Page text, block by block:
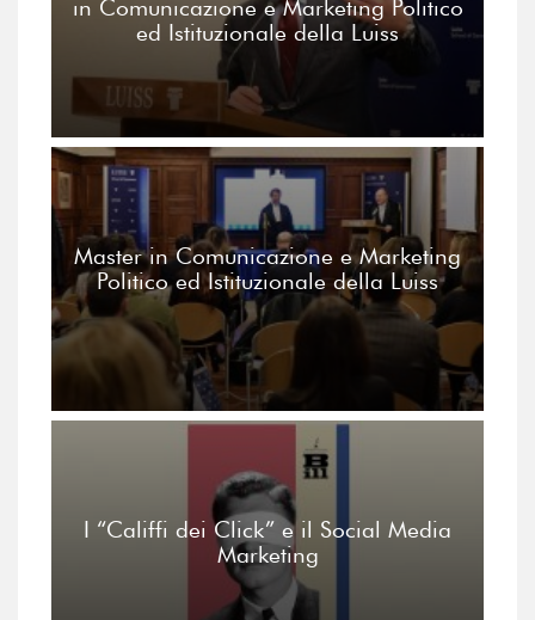
in Comunicazione e Marketing Politico
ed Istituzionale della Luiss
Master in Comunicazione e Marketing
Politico ed Istituzionale della Luiss
I “Califfi dei Click” e il Social Media
Marketing